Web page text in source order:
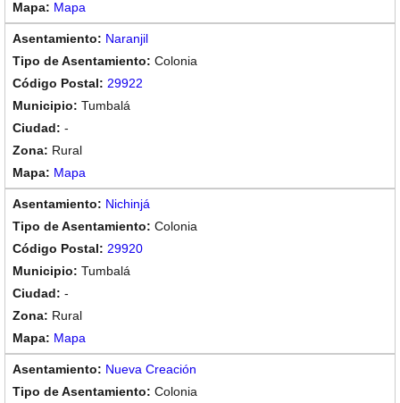
Mapa
Naranjil
Colonia
29922
Tumbalá
-
Rural
Mapa
Nichinjá
Colonia
29920
Tumbalá
-
Rural
Mapa
Nueva Creación
Colonia